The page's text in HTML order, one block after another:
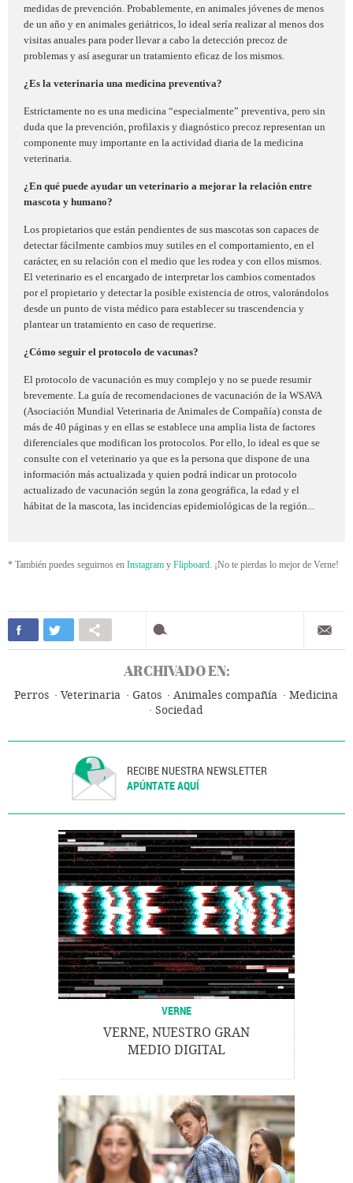
medidas de prevención. Probablemente, en animales jóvenes de menos
de un año y en animales geriátricos, lo ideal sería realizar al menos dos
visitas anuales para poder llevar a cabo la detección precoz de
problemas y así asegurar un tratamiento eficaz de los mismos.
¿Es la veterinaria una medicina preventiva?
Estrictamente no es una medicina “especialmente” preventiva, pero sin
duda que la prevención, profilaxis y diagnóstico precoz representan un
componente muy importante en la actividad diaria de la medicina
veterinaria.
¿En qué puede ayudar un veterinario a mejorar la relación entre
mascota y humano?
Los propietarios que están pendientes de sus mascotas son capaces de
detectar fácilmente cambios muy sutiles en el comportamiento, en el
carácter, en su relación con el medio que les rodea y con ellos mismos.
El veterinario es el encargado de interpretar los cambios comentados
por el propietario y detectar la posible existencia de otros, valorándolos
desde un punto de vista médico para establecer su trascendencia y
plantear un tratamiento en caso de requerirse.
¿Cómo seguir el protocolo de vacunas?
El protocolo de vacunación es muy complejo y no se puede resumir
brevemente. La guía de recomendaciones de vacunación de la WSAVA
(Asociación Mundial Veterinaria de Animales de Compañía) consta de
más de 40 páginas y en ellas se establece una amplia lista de factores
diferenciales que modifican los protocolos. Por ello, lo ideal es que se
consulte con el veterinario ya que es la persona que dispone de una
información más actualizada y quien podrá indicar un protocolo
actualizado de vacunación según la zona geográfica, la edad y el
hábitat de la mascota, las incidencias epidemiológicas de la región...
* También puedes seguirnos en Instagram y Flipboard. ¡No te pierdas lo mejor de Verne!
ARCHIVADO EN:
Perros Veterinaria Gatos Animales compañía
Medicina
Sociedad
RECIBE NUESTRA NEWSLETTER
APÚNTATE AQUÍ
VERNE
VERNE, NUESTRO GRAN
MEDIO DIGITAL